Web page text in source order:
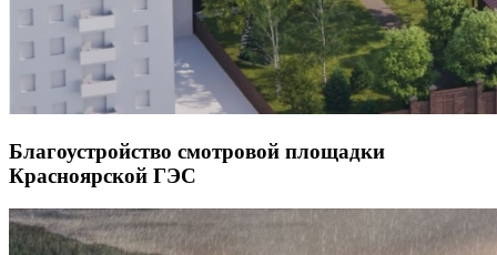
Благоустройство смотровой площадки
Красноярской ГЭС